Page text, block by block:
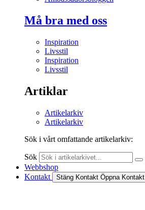
Må bra med oss
Inspiration
Livsstil
Inspiration
Livsstil
Artiklar
Artikelarkiv
Artikelarkiv
Sök i vårt omfattande artikelarkiv:
Sök
Webbshop
Kontakt
Stäng Kontakt Öppna Kontakt